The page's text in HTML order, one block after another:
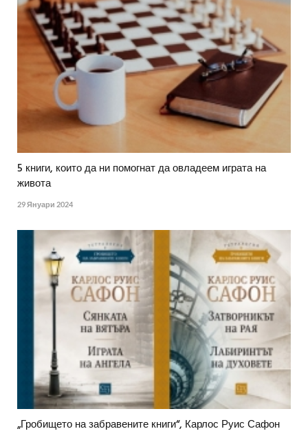
5 книги, които да ни помогнат да овладеем играта на
живота
29 Януари 2024
„Гробището на забравените книги“, Карлос Руис Сафон